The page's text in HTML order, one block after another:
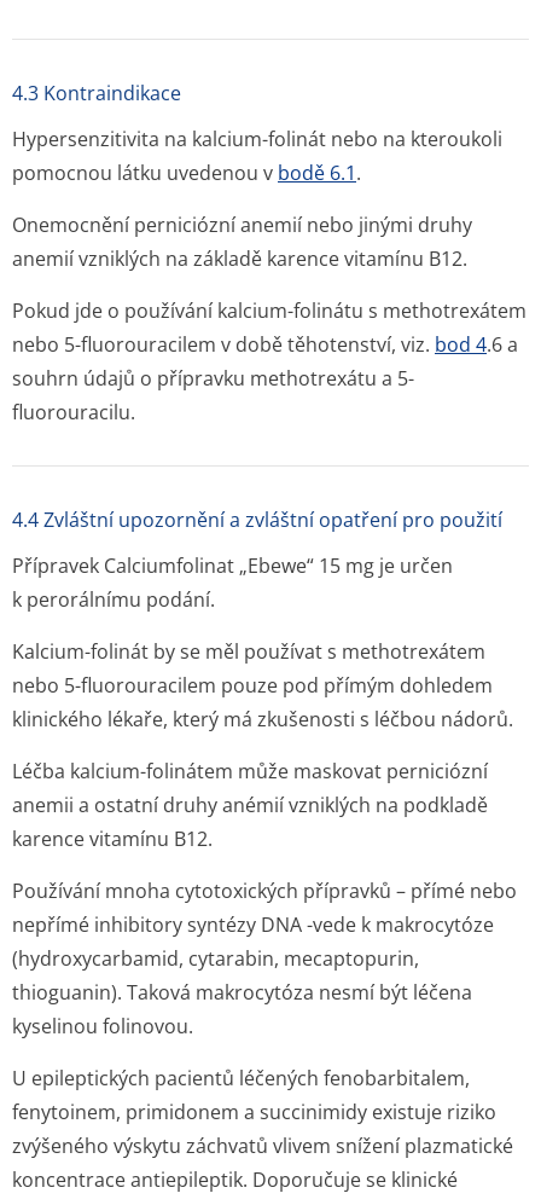
4.3 Kontraindikace
Hypersenzitivita na kalcium-folinát nebo na kteroukoli
pomocnou látku uvedenou v bodě 6.1.
Onemocnění perniciózní anemií nebo jinými druhy
anemií vzniklých na základě karence vitamínu B12.
Pokud jde o používání kalcium-folinátu s methotrexátem
nebo 5-fluorouracilem v době těhotenství, viz. bod 4.6 a
souhrn údajů o přípravku methotrexátu a 5-
fluorouracilu.
4.4 Zvláštní upozornění a zvláštní opatření pro použití
Přípravek Calciumfolinat „Ebewe“ 15 mg je určen
k perorálnímu podání.
Kalcium-folinát by se měl používat s methotrexátem
nebo 5-fluorouracilem pouze pod přímým dohledem
klinického lékaře, který má zkušenosti s léčbou nádorů.
Léčba kalcium-folinátem může maskovat perniciózní
anemii a ostatní druhy anémií vzniklých na podkladě
karence vitamínu B12.
Používání mnoha cytotoxických přípravků – přímé nebo
nepřímé inhibitory syntézy DNA -vede k makrocytóze
(hydroxycarbamid, cytarabin, mecaptopurin,
thioguanin). Taková makrocytóza nesmí být léčena
kyselinou folinovou.
U epileptických pacientů léčených fenobarbitalem,
fenytoinem, primidonem a succinimidy existuje riziko
zvýšeného výskytu záchvatů vlivem snížení plazmatické
koncentrace antiepileptik. Doporučuje se klinické